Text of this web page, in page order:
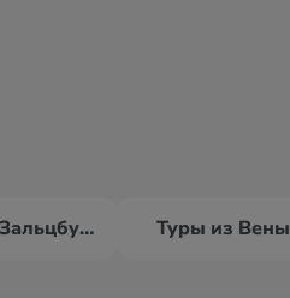
Туры из Зальцбурга Туры из Вены